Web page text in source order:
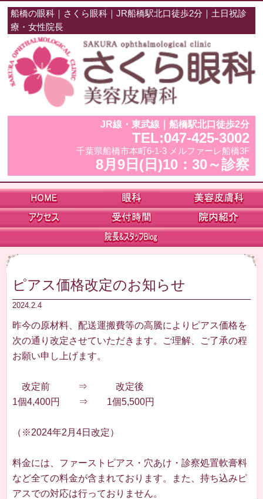
船橋の眼科｜さくら眼科｜JR船橋駅北口徒歩2分｜土日祝診
療・女性院長
JR線・東武線｜船橋駅北口徒歩2分
TEL:047-425-3002
千葉県船橋市本町6-1-3 メルファーレ船橋3F
8月9日(日)10：30～診察
ピアス価格改定のお知らせ
2024.2.4
昨今の原材料、配送運搬費等の高騰によりピアス価格を
次の通り改定させていただきます。ご理解、ご了承の程
お願い申し上げます。
改定前 ⇒ 改定後
1個4,400円 ⇒ 1個5,500円
（※2024年2月4日改定）
料金には、ファーストピアス・穴あけ・診察処置軟膏料
など全ての料金が含まれております。また、持ち込みピ
アスでの対応は行っておりません。